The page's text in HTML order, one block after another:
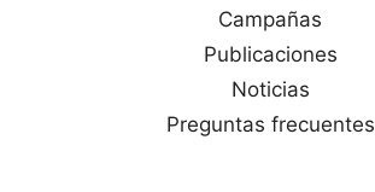
Campañas
Publicaciones
Noticias
Preguntas frecuentes